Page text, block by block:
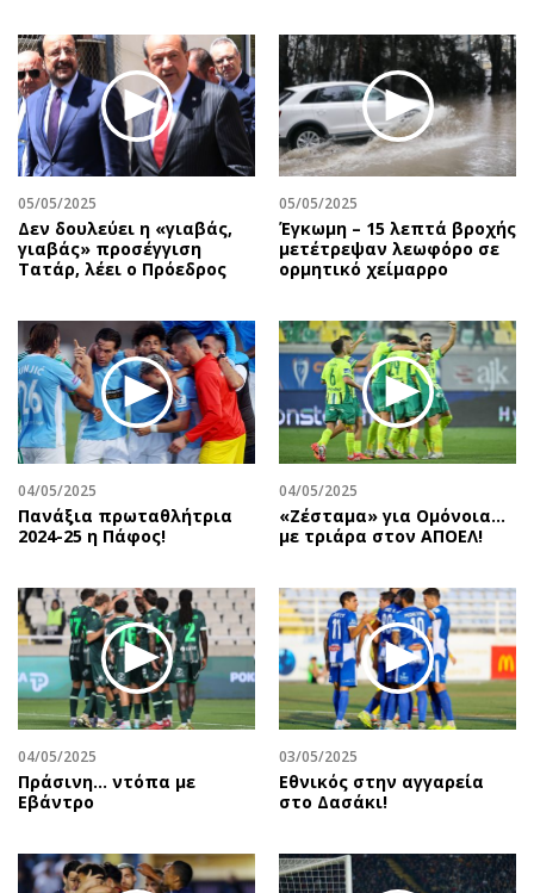
05/05/2025
Δεν δουλεύει η «γιαβάς,
γιαβάς» προσέγγιση
Τατάρ, λέει ο Πρόεδρος
05/05/2025
Έγκωμη – 15 λεπτά βροχής
μετέτρεψαν λεωφόρο σε
ορμητικό χείμαρρο
04/05/2025
Πανάξια πρωταθλήτρια
2024-25 η Πάφος!
04/05/2025
«Ζέσταμα» για Ομόνοια…
με τριάρα στον ΑΠΟΕΛ!
04/05/2025
Πράσινη... ντόπα με
Εβάντρο
03/05/2025
Εθνικός στην αγγαρεία
στο Δασάκι!